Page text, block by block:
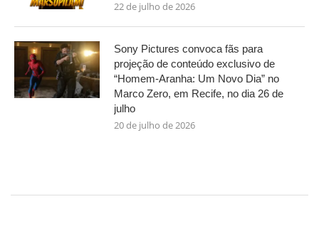
22 de julho de 2026
Sony Pictures convoca fãs para
projeção de conteúdo exclusivo de
“Homem-Aranha: Um Novo Dia” no
Marco Zero, em Recife, no dia 26 de
julho
20 de julho de 2026